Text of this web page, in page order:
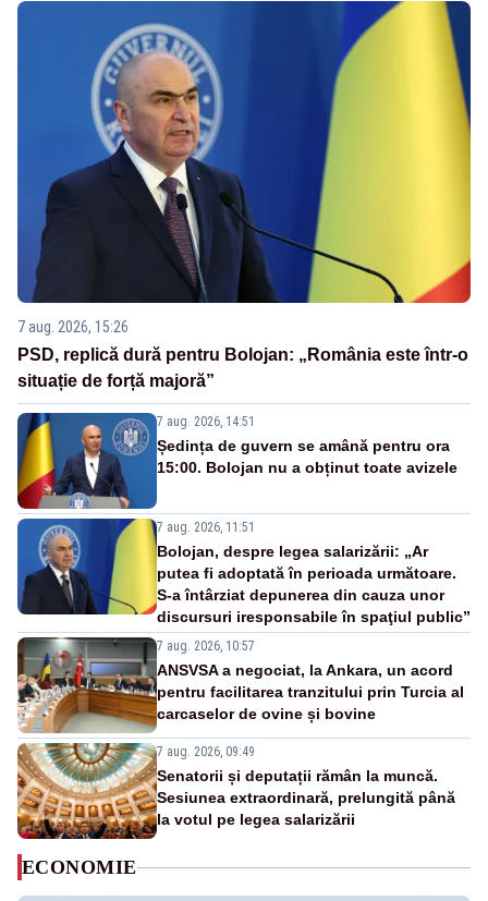
7 aug. 2026, 15:26
PSD, replică dură pentru Bolojan: „România este într-o
situație de forță majoră”
7 aug. 2026, 14:51
Ședința de guvern se amână pentru ora
15:00. Bolojan nu a obținut toate avizele
7 aug. 2026, 11:51
Bolojan, despre legea salarizării: „Ar
putea fi adoptată în perioada următoare.
S-a întârziat depunerea din cauza unor
discursuri iresponsabile în spaţiul public”
7 aug. 2026, 10:57
ANSVSA a negociat, la Ankara, un acord
pentru facilitarea tranzitului prin Turcia al
carcaselor de ovine și bovine
7 aug. 2026, 09:49
Senatorii și deputații rămân la muncă.
Sesiunea extraordinară, prelungită până
la votul pe legea salarizării
ECONOMIE